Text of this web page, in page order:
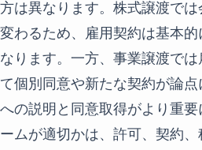
方は異なります。株式譲渡で
変わるため、雇用契約は基本
なります。一方、事業譲渡で
て個別同意や新たな契約が論
への説明と同意取得がより重
ームが適切かは、許可、契約、